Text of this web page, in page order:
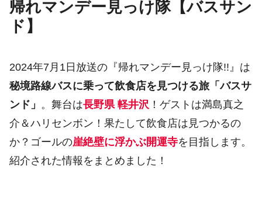
帰れマンデー見っけ隊【バスサン
ド】
2024年7月1日放送の『帰れマンデー見っけ隊!!』は
秘境路線バスに乗って飲食店を見つける旅「バスサ
ンド」 。舞台は長野県 軽井沢 ！ゲストは満島真之
介＆ハリセンボン！果たして飲食店は見つかるの
か？ゴールの崖絶壁に浮かぶ開運寺を目指します。
紹介された情報をまとめました！